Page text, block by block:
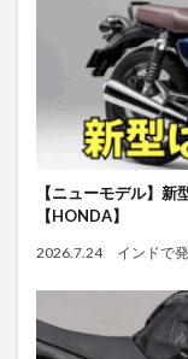
【ニューモデル】
【HONDA】
2026.7.24 インドで発